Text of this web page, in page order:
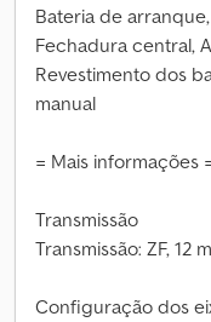
Bateria de
Fechadura central,
Revestimento dos
manual
= Mais informações
Transmissão
Transmissão: ZF, 12
Configuração dos